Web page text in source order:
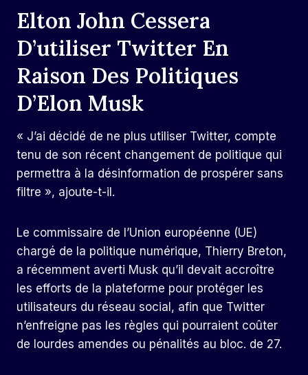
Elton John Cessera
D’utiliser Twitter En
Raison Des Politiques
D’Elon Musk
« J’ai décidé de ne plus utiliser Twitter, compte
tenu de son récent changement de politique qui
permettra à la désinformation de prospérer sans
filtre », ajoute-t-il.
Le commissaire de l’Union européenne (UE)
chargé de la politique numérique, Thierry Breton,
a récemment averti Musk qu’il devait accroître
les efforts de la plateforme pour protéger les
utilisateurs du réseau social, afin que Twitter
n’enfreigne pas les règles qui pourraient coûter
de lourdes amendes ou pénalités au bloc. de 27.